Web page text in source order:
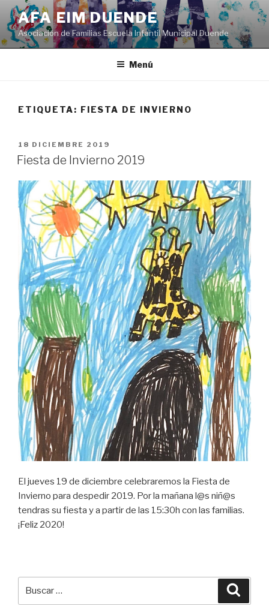
Saltar
contenido
AFA EIM DUENDE
Asociación de Familias Escuela Infantil Municipal Duende
Menú
ETIQUETA: FIESTA DE INVIERNO
PUBLICADO
EL
18 DICIEMBRE 2019
Fiesta de Invierno 2019
El jueves 19 de diciembre celebraremos la Fiesta de
Invierno para despedir 2019. Por la mañana l@s niñ@s
tendras su fiesta y a partir de las 15:30h con las familias.
¡Feliz 2020!